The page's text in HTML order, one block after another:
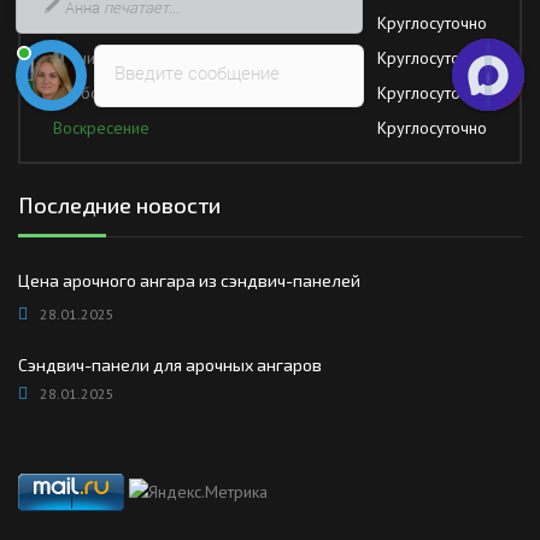
Круглосуточно
Пятница
Круглосуточно
Суббота
Круглосуточно
Воскресение
Круглосуточно
Последние новости
Цена арочного ангара из сэндвич-панелей
28.01.2025
Сэндвич-панели для арочных ангаров
28.01.2025
Введите сообщение